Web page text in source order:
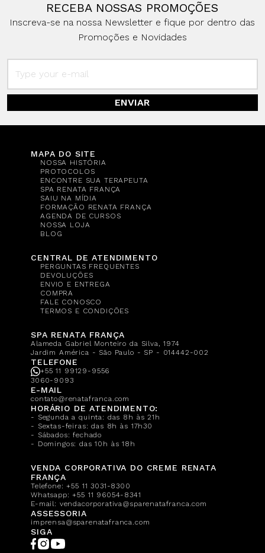
RECEBA NOSSAS PROMOÇÕES
Inscreva-se na nossa Newsletter e fique por dentro das
Promoções e Novidades
ENVIAR
MAPA DO SITE
NOSSA HISTÓRIA
PROTOCOLOS
ENCONTRE SUA TERAPEUTA
SPA RENATA FRANÇA
SAIU NA MÍDIA
FORMAÇÃO RENATA FRANÇA
AGENDA DE CURSOS
NOSSA LOJA
BLOG
CENTRAL DE ATENDIMENTO
PERGUNTAS FREQUENTES
DEVOLUÇÕES
ENVIO E ENTREGA
COMPRA
FALE CONOSCO
TERMOS E CONDIÇÕES
SPA RENATA FRANÇA
Alameda Gabriel Monteiro da Silva, 1974
Jardim América - São Paulo - SP - 014442-002
TELEFONE
+55 11 99129-9556
3060-9093
E-MAIL
contato@renatafranca.com
HORÁRIO DE ATENDIMENTO:
- Segunda a quinta: das 8h às 21h
- Sextas-feiras: das 8h às 17h30
- Sábados: fechado
- Domingos: das 10h às 18h
VENDA CORPORATIVA DO CREME RENATA
FRANÇA
Telefone:+55 11 3031-8300
Whatsapp:+55 11 96054-8341
E-mail: vendacorporativa@sparenatafranca.com
ASSESSORIA
imprensa@sparenatafranca.com
SIGA